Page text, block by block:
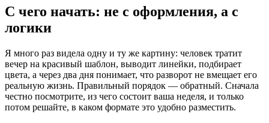
С чего начать: не с оформления, а с
логики
Я много раз видела одну и ту же картину: человек тратит
вечер на красивый шаблон, выводит линейки, подбирает
цвета, а через два дня понимает, что разворот не вмещает его
реальную жизнь. Правильный порядок — обратный. Сначала
честно посмотрите, из чего состоит ваша неделя, и только
потом решайте, в каком формате это удобно разместить.